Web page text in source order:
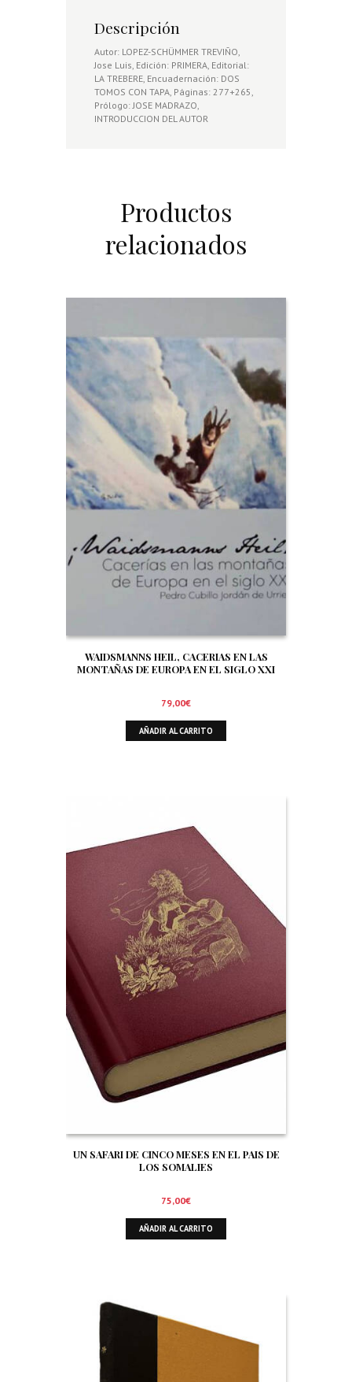
Descripción
Autor: LOPEZ-SCHÜMMER TREVIÑO,
Jose Luis, Edición: PRIMERA, Editorial:
LA TREBERE, Encuadernación: DOS
TOMOS CON TAPA, Páginas: 277+265,
Prólogo: JOSE MADRAZO,
INTRODUCCION DEL AUTOR
Productos
relacionados
WAIDSMANNS HEIL, CACERIAS EN LAS
MONTAÑAS DE EUROPA EN EL SIGLO XXI
79,00€
AÑADIR AL CARRITO
UN SAFARI DE CINCO MESES EN EL PAIS DE
LOS SOMALIES
75,00€
AÑADIR AL CARRITO